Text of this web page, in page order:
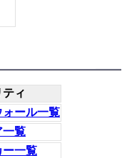
ィ
ール一覧
一覧
ー一覧